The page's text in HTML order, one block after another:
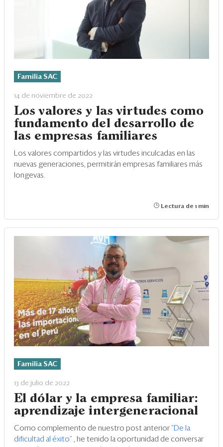
Familia SAC
14 de noviembre de 2022
Los valores y las virtudes como
fundamento del desarrollo de
las empresas familiares
Los valores compartidos y las virtudes inculcadas en las
nuevas generaciones, permitirán empresas familiares más
longevas.
Lectura de 1 min
Familia SAC
13 de julio de 2022
El dólar y la empresa familiar:
aprendizaje intergeneracional
Como complemento de nuestro post anterior “De la
dificultad al éxito”
, he tenido la oportunidad de conversar